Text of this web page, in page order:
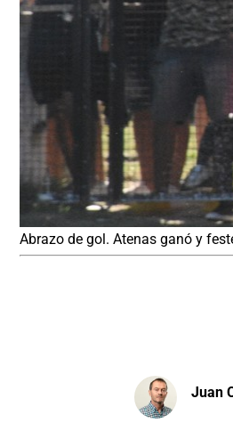
Abrazo de gol. Atenas ganó y
Juan